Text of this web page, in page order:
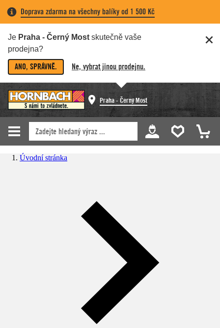
Doprava zdarma na všechny balíky od 1 500 Kč
Je Praha - Černý Most skutečně vaše
prodejna?
ANO, SPRÁVNĚ. Ne, vybrat jinou prodejnu.
Praha - Černý Most
Úvodní stránka